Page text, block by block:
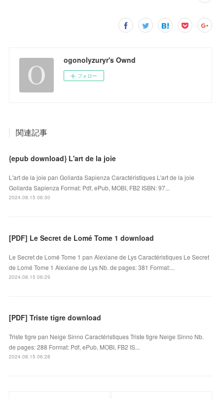
ogonolyzuryr's Ownd
フォロー
関連記事
{epub download} L'art de la joie
L'art de la joie pan Goliarda Sapienza Caractéristiques L'art de la joie
Goliarda Sapienza Format: Pdf, ePub, MOBI, FB2 ISBN: 97...
2024.08.15 06:30
[PDF] Le Secret de Lomé Tome 1 download
Le Secret de Lomé Tome 1 pan Alexiane de Lys Caractéristiques Le Secret
de Lomé Tome 1 Alexiane de Lys Nb. de pages: 381 Format:...
2024.08.15 06:29
[PDF] Triste tigre download
Triste tigre pan Neige Sinno Caractéristiques Triste tigre Neige Sinno Nb.
de pages: 288 Format: Pdf, ePub, MOBI, FB2 IS...
2024.08.15 06:28